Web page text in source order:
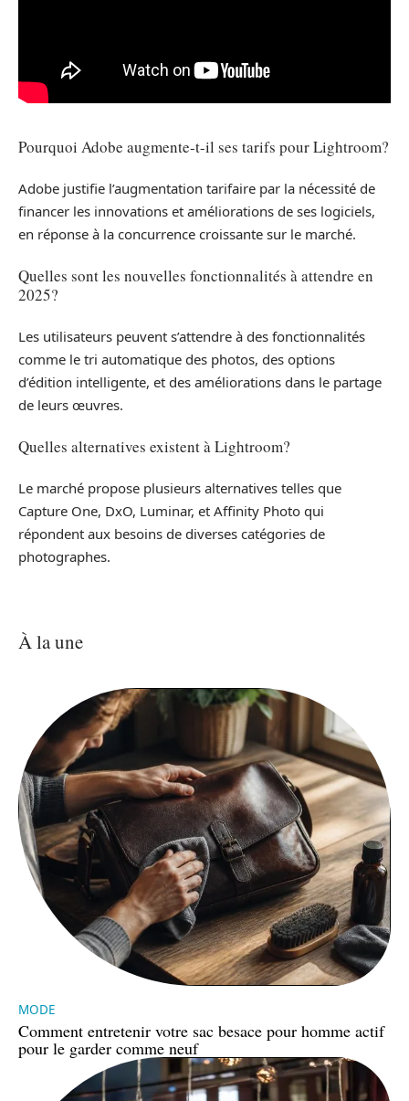
Pourquoi Adobe augmente-t-il ses tarifs pour Lightroom?
Adobe justifie l’augmentation tarifaire par la nécessité de
financer les innovations et améliorations de ses logiciels,
en réponse à la concurrence croissante sur le marché.
Quelles sont les nouvelles fonctionnalités à attendre en
2025?
Les utilisateurs peuvent s’attendre à des fonctionnalités
comme le tri automatique des photos, des options
d’édition intelligente, et des améliorations dans le partage
de leurs œuvres.
Quelles alternatives existent à Lightroom?
Le marché propose plusieurs alternatives telles que
Capture One, DxO, Luminar, et Affinity Photo qui
répondent aux besoins de diverses catégories de
photographes.
À la une
MODE
Comment entretenir votre sac besace pour homme actif
pour le garder comme neuf